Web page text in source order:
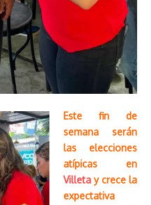
Este fin de
semana serán
las elecciones
atípicas en
Villeta y crece la
expectativa